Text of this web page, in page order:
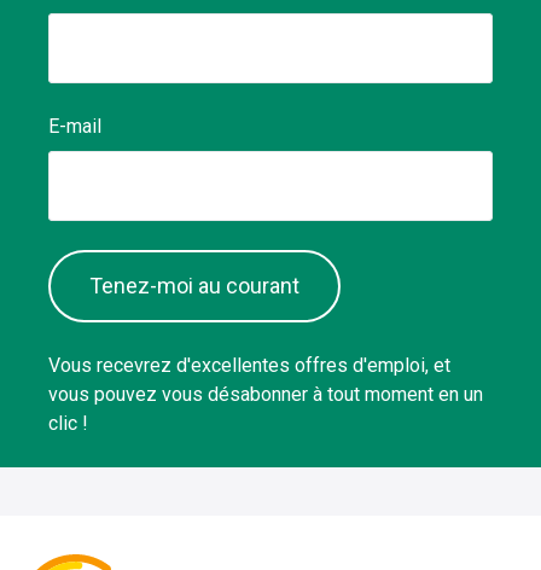
E-mail
Tenez-moi au courant
Vous recevrez d'excellentes offres d'emploi, et
vous pouvez vous désabonner à tout moment en un
clic !